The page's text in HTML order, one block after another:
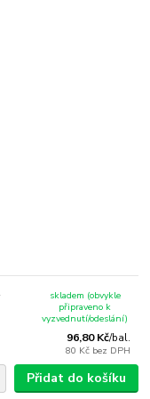
96,80 Kč/bal.
80 Kč bez DPH
skladem (obvykle
připraveno k
vyzvednutí/odeslání)
Přidat do košíku